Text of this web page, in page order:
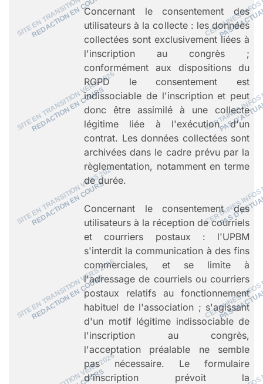
Concernant le consentement des
utilisateurs à la collecte : les données
collectées sont exclusivement liées à
l'inscription au congrès ;
conformément aux dispositions du
RGPD le consentement est
indissociable de l'inscription et peut
donc être assimilé à une collecte
légitime liée à l'exécution d'un
contrat. Les données collectées sont
archivées dans le cadre prévu par la
règlementation, notamment en terme
de durée.
Concernant le consentement des
utilisateurs à la réception de courriels
et courriers postaux : l'UPBM
s'interdit la communication à des fins
commerciales, et se limite à
l'adressage de courriels ou courriers
postaux relatifs au fonctionnement
habituel de l'association ; s'agissant
d'un motif légitime indissociable de
l'inscription au congrès,
l'acceptation préalable ne semble
pas nécessaire. Le formulaire
d'inscription prévoit la